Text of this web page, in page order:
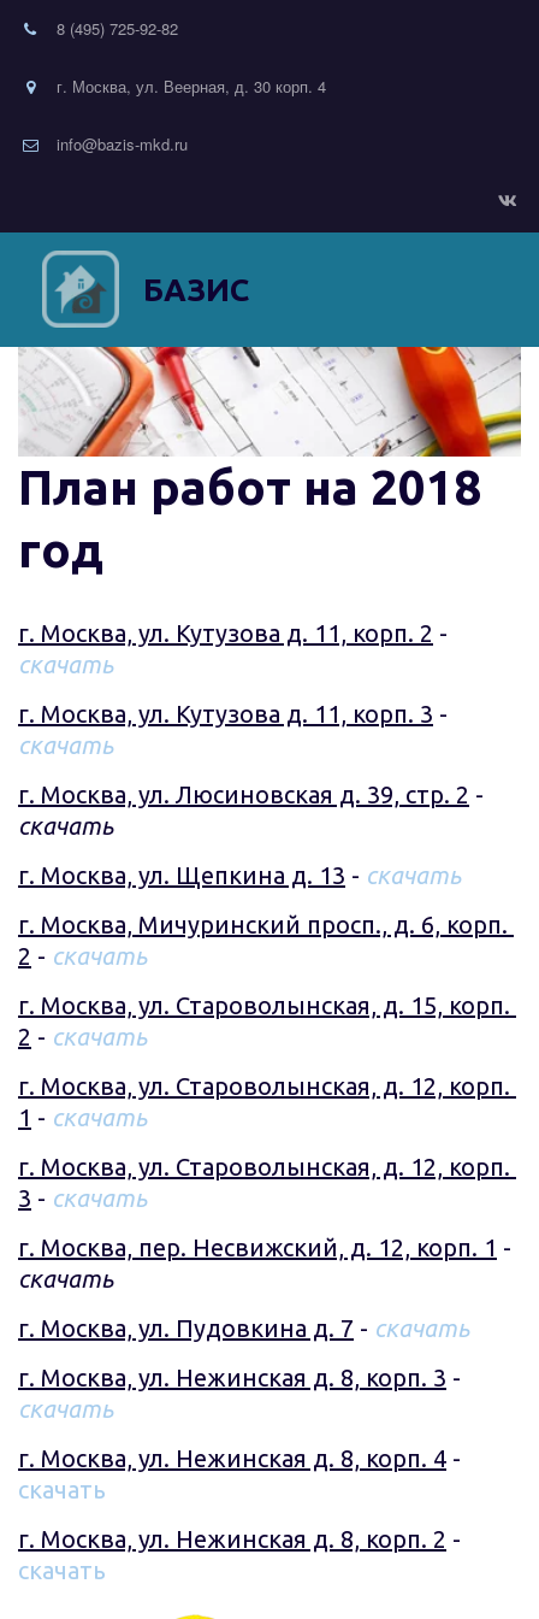
8 (495) 725-92-82
г. Москва, ул. Веерная, д. 30 корп. 4
info@bazis-mkd.ru
БАЗИС
План работ на 2018
год
г. Москва, ул. Кутузова д. 11, корп. 2
скачать
г. Москва, ул. Кутузова д. 11, корп. 3
скачать
г. Москва, ул. Люсиновская д. 39, стр. 2
скачать
г. Москва, ул. Щепкина д. 13 - скачать
г. Москва, Мичуринский просп., д. 6, корп.
2 - скачать
г. Москва, ул. Староволынская, д. 15, корп.
2 - скачать
г. Москва, ул. Староволынская, д. 12, корп.
1 - скачать
г. Москва, ул. Староволынская, д. 12, корп.
3 - скачать
г. Москва, пер. Несвижский, д. 12, корп. 1
скачать
г. Москва, ул. Пудовкина д. 7 - скачать
г. Москва, ул. Нежинская д. 8, корп. 3
скачать
г. Москва, ул. Нежинская д. 8, корп. 4
скачать
г. Москва, ул. Нежинская д. 8, корп. 2
скачать